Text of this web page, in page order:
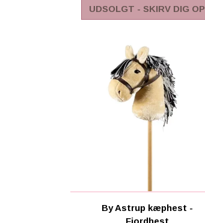
UDSOLGT - SKIRV DIG OP
By Astrup kæphest -
Fjordhest